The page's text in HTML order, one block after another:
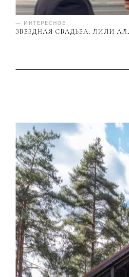
— ИНТЕРЕСНОЕ
ЗВЕЗДНАЯ СВАДЬБА: ЛИЛИ